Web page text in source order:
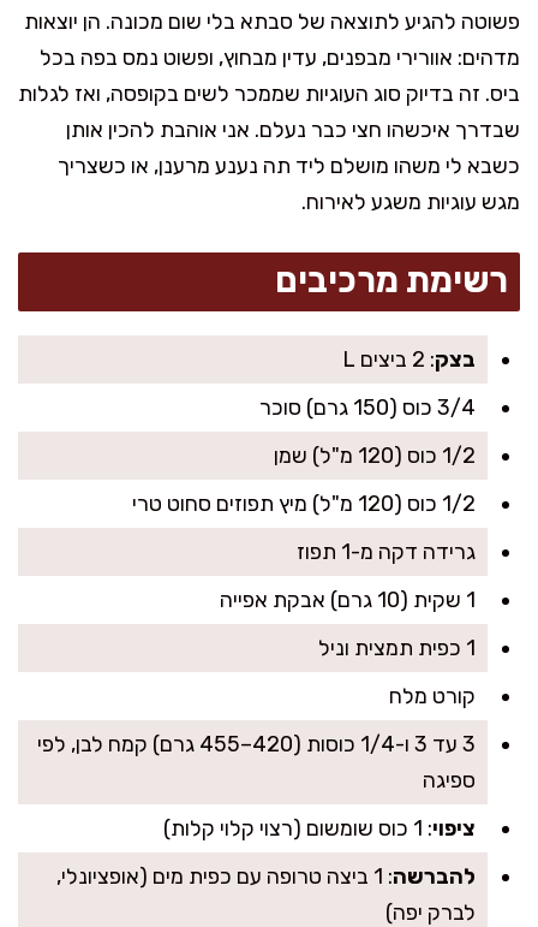
פשוטה להגיע לתוצאה של סבתא בלי שום מכונה. הן יוצאות
מדהים: אוורירי מבפנים, עדין מבחוץ, ופשוט נמס בפה בכל
ביס. זה בדיוק סוג העוגיות שממכר לשים בקופסה, ואז לגלות
שבדרך איכשהו חצי כבר נעלם. אני אוהבת להכין אותן
כשבא לי משהו מושלם ליד תה נענע מרענן, או כשצריך
מגש עוגיות משגע לאירוח.
רשימת מרכיבים
בצק: 2 ביצים L
3/4 כוס (150 גרם) סוכר
1/2 כוס (120 מ"ל) שמן
1/2 כוס (120 מ"ל) מיץ תפוזים סחוט טרי
גרידה דקה מ-1 תפוז
1 שקית (10 גרם) אבקת אפייה
1 כפית תמצית וניל
קורט מלח
3 עד 3 ו-1/4 כוסות (420–455 גרם) קמח לבן, לפי
ספיגה
ציפוי: 1 כוס שומשום (רצוי קלוי קלות)
להברשה
: 1 ביצה טרופה עם כפית מים (אופציונלי,
לברק יפה)